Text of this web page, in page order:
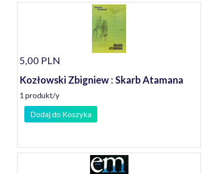
5,00 PLN
Kozłowski Zbigniew : Skarb Atamana
1 produkt/y
Dodaj do Koszyka